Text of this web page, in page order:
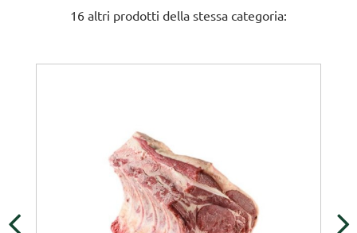
16 altri prodotti della stessa categoria: